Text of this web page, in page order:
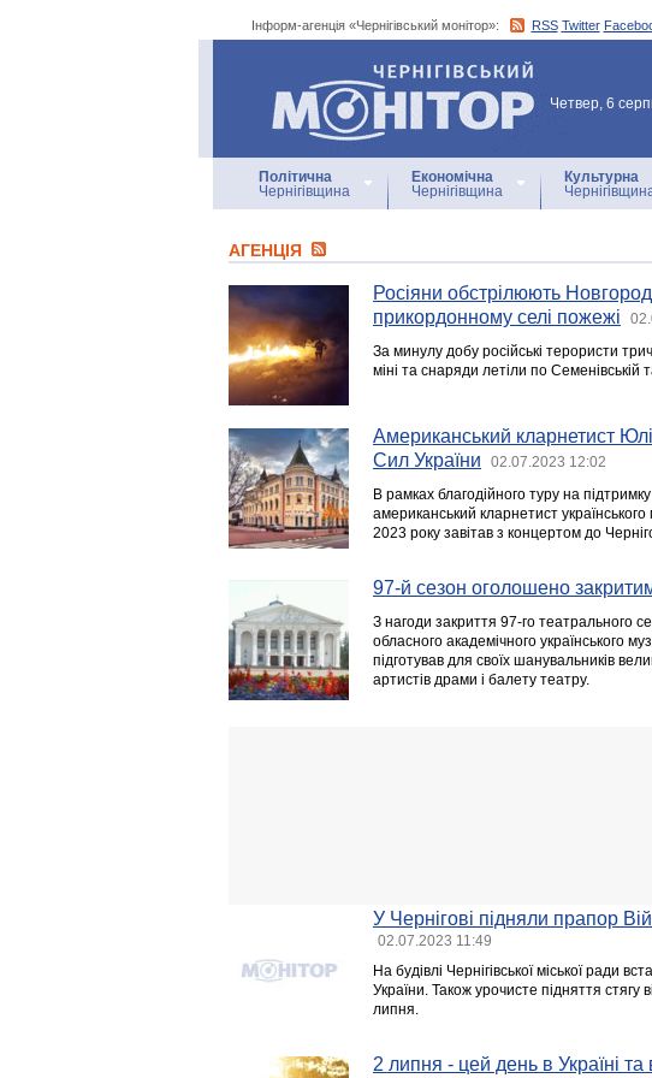
Інформ-агенція «Чернігівський монітор»: RSS Twitter
Інформ-агенція
«Чернігівський монітор»
Четвер, 6
Політична
Чернігівщина
Економічна
Чернігівщина
Культурна
АГЕНЦIЯ
Росіяни обстрілюють
прикордонному селі пожежі
За минулу добу російські терористи
міні та снаряди летіли по Семенівській
Американський кларнетист
Сил України
02.07.2023 12:02
В рамках благодійного туру на
американський кларнетист
2023 року завітав з концертом до
97-й сезон оголошено
З нагоди закриття 97-го театрального
обласного академічного українського
підготував для своїх шанувальників
артистів драми і балету театру.
У Чернігові підняли прапор
02.07.2023 11:49
На будівлі Чернігівської міської ради
України. Також урочисте підняття стягу
липня.
2 липня - цей день в Україні та